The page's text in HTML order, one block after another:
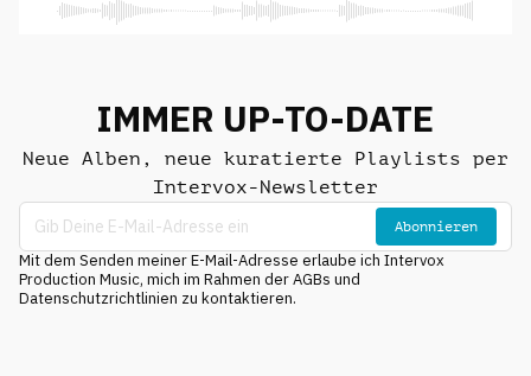
IMMER UP-TO-DATE
Neue Alben, neue kuratierte Playlists per
Intervox-Newsletter
Abonnieren
Mit dem Senden meiner E-Mail-Adresse erlaube ich Intervox
Production Music, mich im Rahmen der AGBs und
Datenschutzrichtlinien zu kontaktieren.